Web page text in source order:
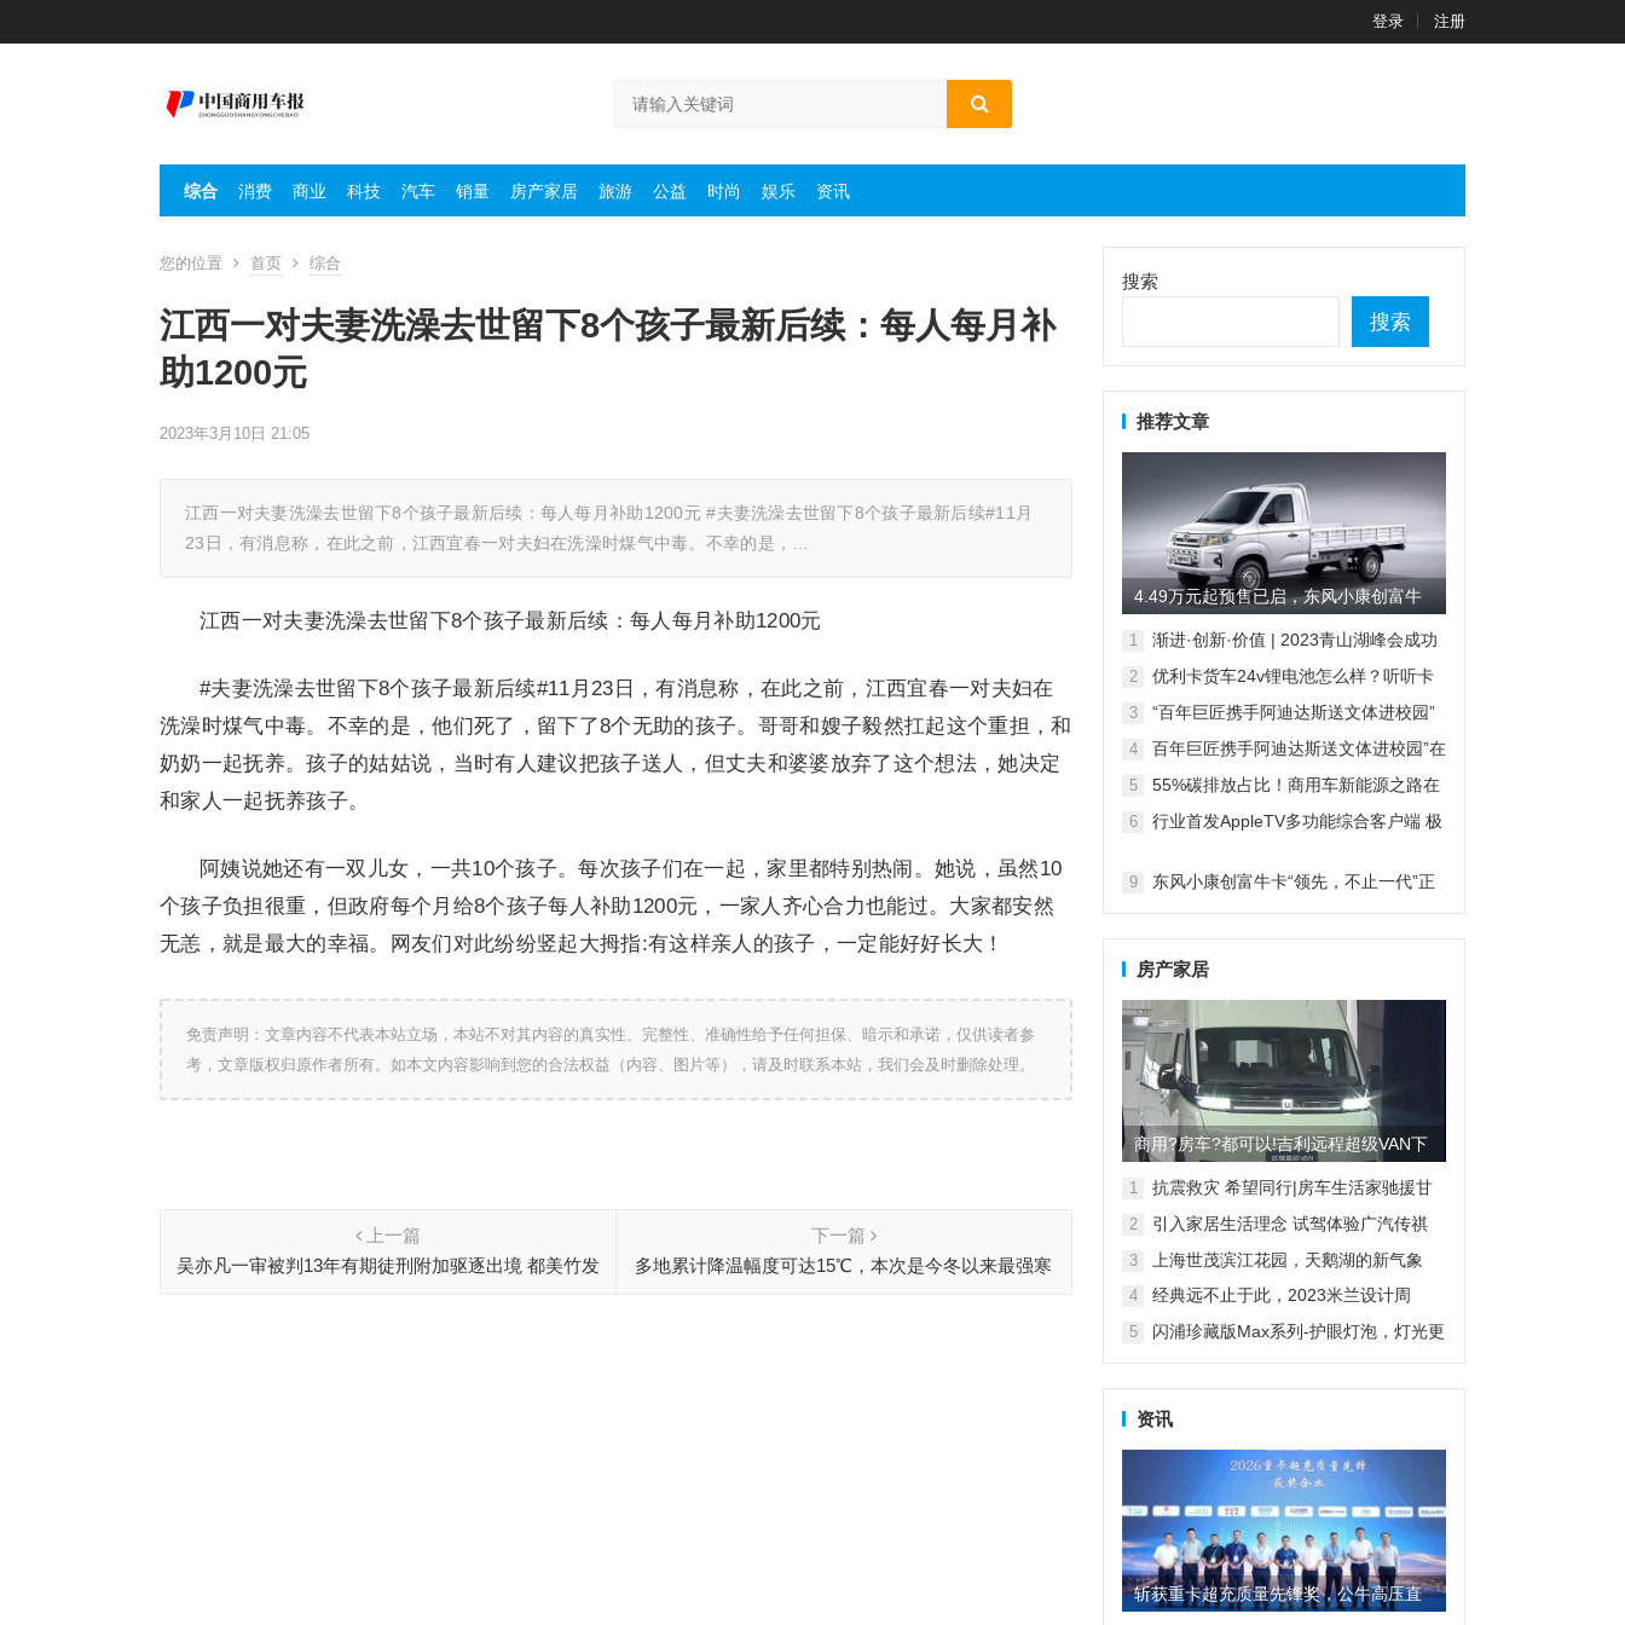
登录 注册
综合 消费 商业 科技 汽车 销量 房产家居 旅游 公益 时尚 娱乐 资讯
您的位置 首页 综合
江西一对夫妻洗澡去世留下8个孩子最新后续：每人每月补
助1200元
2023年3月10日 21:05
江西一对夫妻洗澡去世留下8个孩子最新后续：每人每月补助1200元 #夫妻洗澡去世留下8个孩子最新后续#11月
23日，有消息称，在此之前，江西宜春一对夫妇在洗澡时煤气中毒。不幸的是，…
江西一对夫妻洗澡去世留下8个孩子最新后续：每人每月补助1200元
#夫妻洗澡去世留下8个孩子最新后续#11月23日，有消息称，在此之前，江西宜春一对夫妇在
洗澡时煤气中毒。不幸的是，他们死了，留下了8个无助的孩子。哥哥和嫂子毅然扛起这个重担，和
奶奶一起抚养。孩子的姑姑说，当时有人建议把孩子送人，但丈夫和婆婆放弃了这个想法，她决定
和家人一起抚养孩子。
阿姨说她还有一双儿女，一共10个孩子。每次孩子们在一起，家里都特别热闹。她说，虽然10
个孩子负担很重，但政府每个月给8个孩子每人补助1200元，一家人齐心合力也能过。大家都安然
无恙，就是最大的幸福。网友们对此纷纷竖起大拇指:有这样亲人的孩子，一定能好好长大！
免责声明：文章内容不代表本站立场，本站不对其内容的真实性、完整性、准确性给予任何担保、暗示和承诺，仅供读者参
考，文章版权归原作者所有。如本文内容影响到您的合法权益（内容、图片等），请及时联系本站，我们会及时删除处理。
上一篇
吴亦凡一审被判13年有期徒刑附加驱逐出境 都美竹发
下一篇
多地累计降温幅度可达15℃，本次是今冬以来最强寒
搜索
搜索
推荐文章
4.49万元起预售已启，东风小康创富牛
卡有哪些“领先价值”？
1
渐进·创新·价值 | 2023青山湖峰会成功
2
优利卡货车24v锂电池怎么样？听听卡
3
“百年巨匠携手阿迪达斯送文体进校园”
4
百年巨匠携手阿迪达斯送文体进校园”在
5
55%碳排放占比！商用车新能源之路在
6
行业首发AppleTV多功能综合客户端 极
9
东风小康创富牛卡“领先，不止一代”正
房产家居
商用?房车?都可以!吉利远程超级VAN下
线 明年上半年量产
1
抗震救灾 希望同行|房车生活家驰援甘
2
引入家居生活理念 试驾体验广汽传祺
3 上海世茂滨江花园，天鹅湖的新气象
4
经典远不止于此，2023米兰设计周
5
闪浦珍藏版Max系列-护眼灯泡，灯光更
资讯
斩获重卡超充质量先锋奖，公牛高压直